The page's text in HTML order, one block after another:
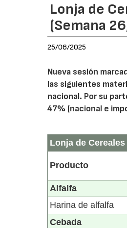
Lonja de
(Semana
25/06/2025
Nueva sesión
las siguientes
nacional. Por su
47% (nacional e
Lonja de
Producto
Alfalfa
Harina de alfalfa
Cebada